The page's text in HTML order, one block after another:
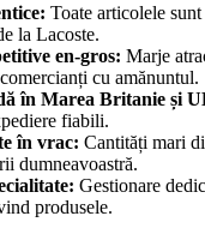
Toate articolele
la Lacoste.
en-gros: Marje
cu amănuntul.
în Marea Britanie și
fiabili.
în vrac: Cantități mari
dumneavoastră.
Gestionare
produsele.